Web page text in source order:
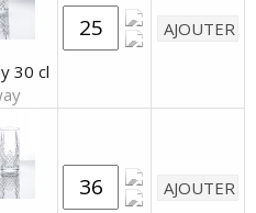
30 cl